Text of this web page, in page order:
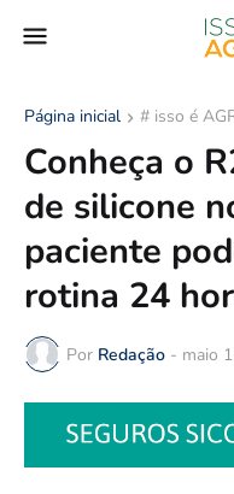
Página inicial # isso é
Conheça o
de silicone
paciente
rotina 24
Por Redação - maio